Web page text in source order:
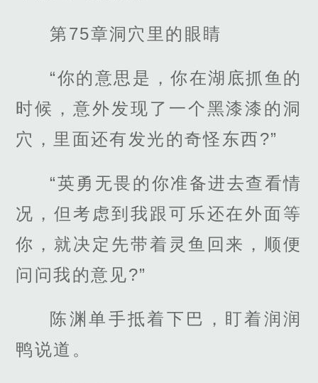
第75章洞穴里的眼睛
“你的意思是，你在湖底抓鱼的
时候，意外发现了一个黑漆漆的洞
穴，里面还有发光的奇怪东西?”
“英勇无畏的你准备进去查看情
况，但考虑到我跟可乐还在外面等
你，就决定先带着灵鱼回来，顺便
问问我的意见?”
陈渊单手抵着下巴，盯着润润
鸭说道。